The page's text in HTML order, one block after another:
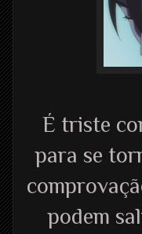
É triste
para se
podem